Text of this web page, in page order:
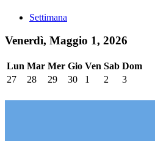
Settimana
Venerdì, Maggio 1, 2026
Lun Mar Mer Gio Ven Sab Dom
27
28 29 30 1 2 3